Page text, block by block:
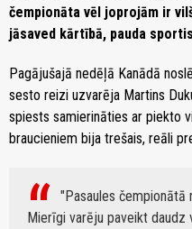
čempionāta vēl joprojām ir
jāsaved kārtībā, pauda
Pagājušajā nedēļā Kanādā
sesto reizi uzvarēja Martins
spiests samierināties ar piekto
braucieniem bija trešais, reāli
"Pasaules čempionātā
Mierīgi varēju paveikt daudz